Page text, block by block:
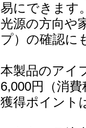
易にできます
光源の方向や
プ）の確認に
本製品のアイ
6,000円（消
獲得ポイント